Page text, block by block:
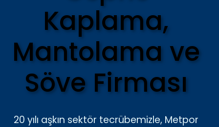
Kaplama,
Mantolama ve
Söve Firması
20 yılı aşkın sektör tecrübemizle, Metpor